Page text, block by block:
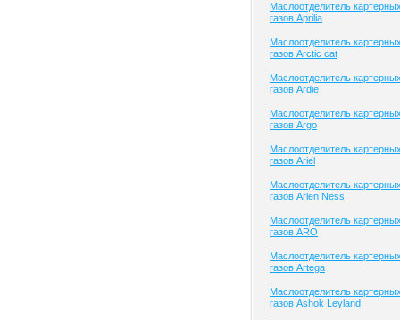
Маслоотделитель
газов Aprilia
Маслоотделитель
газов Arctic cat
Маслоотделитель
газов Ardie
Маслоотделитель
газов Argo
Маслоотделитель
газов Ariel
Маслоотделитель
газов Arlen Ness
Маслоотделитель
газов ARO
Маслоотделитель
газов Artega
Маслоотделитель
газов Ashok Leyland